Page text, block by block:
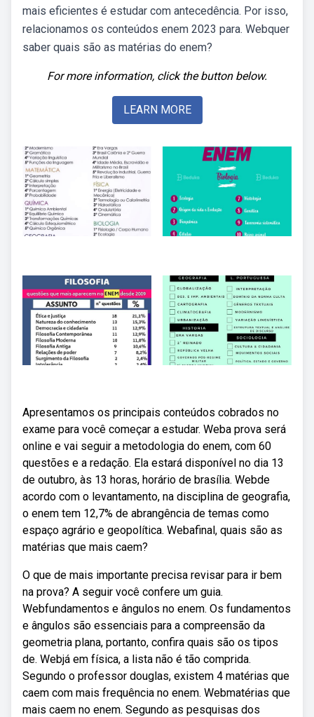
mais eficientes é estudar com antecedência. Por isso,
relacionamos os conteúdos enem 2023 para. Webquer
saber quais são as matérias do enem?
For more information, click the button below.
LEARN MORE
Apresentamos os principais conteúdos cobrados no
exame para você começar a estudar. Weba prova será
online e vai seguir a metodologia do enem, com 60
questões e a redação. Ela estará disponível no dia 13
de outubro, às 13 horas, horário de brasília. Webde
acordo com o levantamento, na disciplina de geografia,
o enem tem 12,7% de abrangência de temas como
espaço agrário e geopolítica. Webafinal, quais são as
matérias que mais caem?
O que de mais importante precisa revisar para ir bem
na prova? A seguir você confere um guia.
Webfundamentos e ângulos no enem. Os fundamentos
e ângulos são essenciais para a compreensão da
geometria plana, portanto, confira quais são os tipos
de. Webjá em física, a lista não é tão comprida.
Segundo o professor douglas, existem 4 matérias que
caem com mais frequência no enem. Webmatérias que
mais caem no enem. Segundo as pesquisas dos